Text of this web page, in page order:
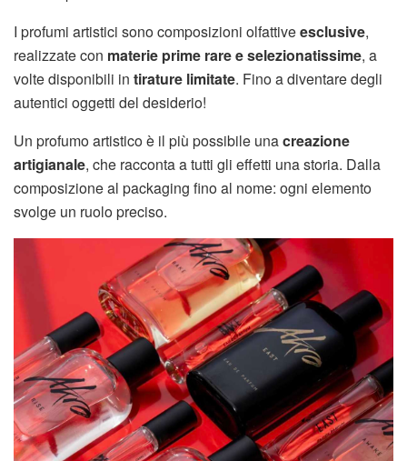
I profumi artistici sono composizioni olfattiveesclusive,
realizzate con materie prime rare e selezionatissime, a
volte disponibili in tirature limitate. Fino a diventare degli
autentici oggetti del desiderio!
Un profumo artistico è il più possibile unacreazione
artigianale, che racconta a tutti gli effetti una storia. Dalla
composizione al packaging fino al nome: ogni elemento
svolge un ruolo preciso.